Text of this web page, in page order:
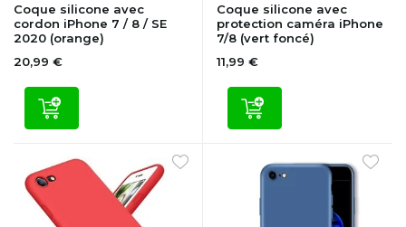
Coque silicone avec
cordon iPhone 7 / 8 / SE
2020 (orange)
20,99 €
Coque silicone avec
protection caméra iPhone
7/8 (vert foncé)
11,99 €